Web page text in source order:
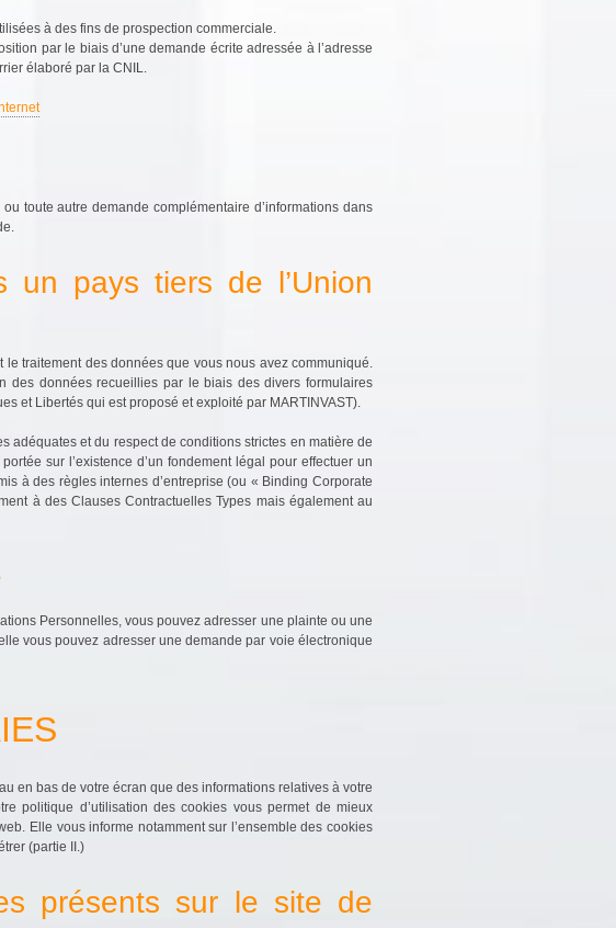
à des fins de prospection commerciale.
par le biais d’une demande écrite adressée à l’adresse
élaboré par la CNIL.
toute autre demande complémentaire d’informations dans
un pays tiers de l’Union
le traitement des données que vous nous avez communiqué.
des données recueillies par le biais des divers formulaires
et Libertés qui est proposé et exploité par MARTINVAST).
adéquates et du respect de conditions strictes en matière de
sur l’existence d’un fondement légal pour effectuer un
à des règles internes d’entreprise (ou « Binding Corporate
à des Clauses Contractuelles Types mais également au
Personnelles, vous pouvez adresser une plainte ou une
vous pouvez adresser une demande par voie électronique
en bas de votre écran que des informations relatives à votre
politique d’utilisation des cookies vous permet de mieux
Elle vous informe notamment sur l’ensemble des cookies
(partie II.)
présents sur le site de